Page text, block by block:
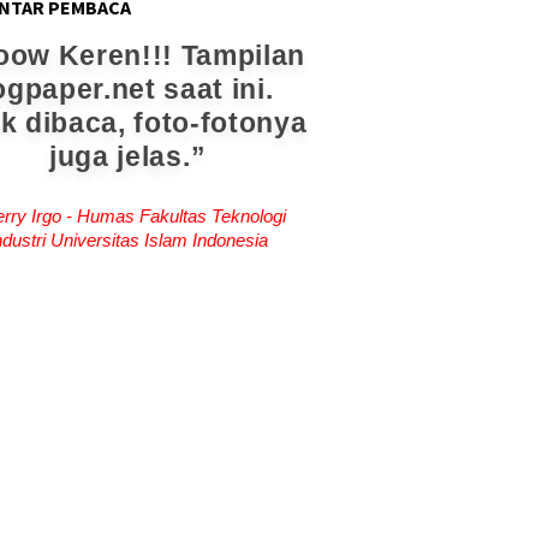
PEMBACA
Keren!!! Tampilan
saat ini.
dibaca, foto-fotonya
juga jelas.
Irgo - Humas Fakultas Teknologi
Universitas Islam Indonesia